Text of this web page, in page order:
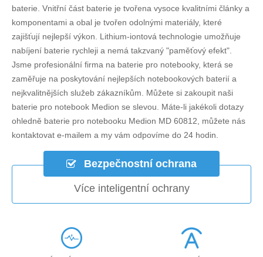
baterie. Vnitřní část baterie je tvořena vysoce kvalitními články a
komponentami a obal je tvořen odolnými materiály, které
zajišťují nejlepší výkon. Lithium-iontová technologie umožňuje
nabíjení baterie rychleji a nemá takzvaný "paměťový efekt".
Jsme profesionální firma na baterie pro notebooky, která se
zaměřuje na poskytování nejlepších notebookových baterií a
nejkvalitnějších služeb zákazníkům. Můžete si zakoupit naši
baterie pro notebook Medion se slevou. Máte-li jakékoli dotazy
ohledně baterie pro notebooku Medion MD 60812, můžete nás
kontaktovat e-mailem a my vám odpovíme do 24 hodin.
Bezpečnostní ochrana
Více inteligentní ochrany